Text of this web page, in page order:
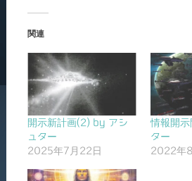
関連
開示新計画(2) by アシ
ュター
2025年7月22日
情報開示
ター
2022年